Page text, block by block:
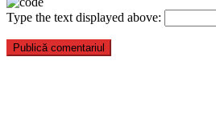
Type the text displayed above: